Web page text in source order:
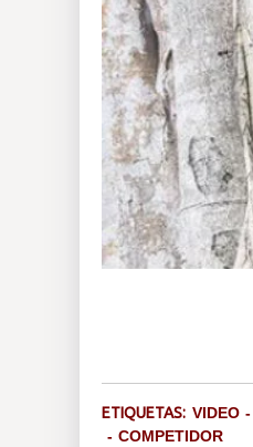
ETIQUETAS: VIDEO
COMPETIDOR